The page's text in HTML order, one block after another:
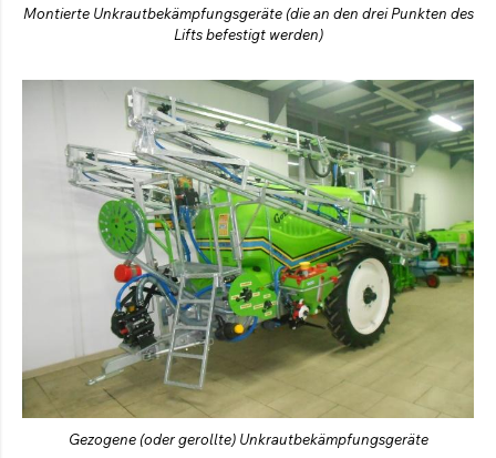
Montierte Unkrautbekämpfungsgeräte (die an den drei Punkten des
Lifts befestigt werden)
Gezogene (oder gerollte) Unkrautbekämpfungsgeräte